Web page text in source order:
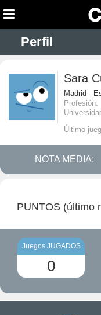
Perfil
Sara
Madrid -
Profesión:
Último
NOTA MEDIA:
PUNTOS (último
Juegos JUGADOS
0